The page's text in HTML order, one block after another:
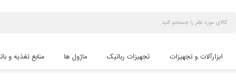
ابزارآلات و تجهیزات تجهیزات رباتیک ماژول ها منابع تغذیه و